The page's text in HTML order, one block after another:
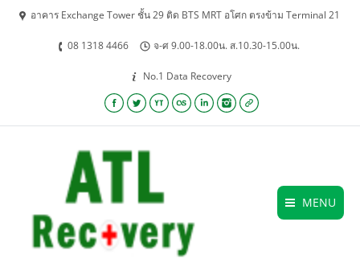
อาคาร Exchange Tower ชั้น 29 ติด BTS MRT อโศก ตรงข้าม Terminal 21
08 1318 4466 จ-ศ 9.00-18.00น. ส.10.30-15.00น.
No.1 Data Recovery
Facebook
TwitterYouTubeLastfmLinkedinInstagram
Website
MENU